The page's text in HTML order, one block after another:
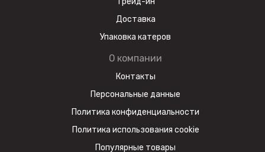
Доставка
Упаковка катеров
О компании
Контакты
Персональные данные
Политика конфиденциальности
Политика использования cookie
Популярные товары